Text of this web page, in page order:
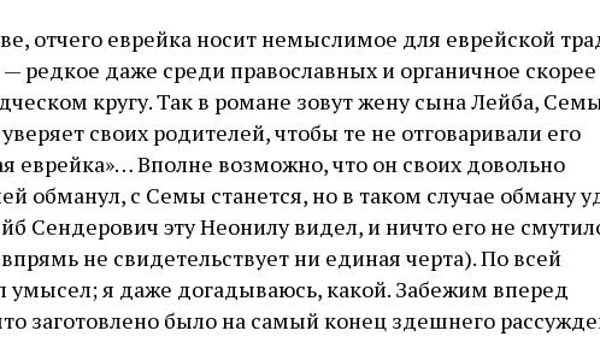
отчего еврейка носит немыслимое для еврейской
редкое даже среди православных и органичное скорее
кругу. Так в романе зовут жену сына Лейба,
своих родителей, чтобы те не отговаривали его
еврейка»… Вполне возможно, что он своих довольно
обманул, с Семы станется, но в таком случае обману
Сендерович эту Неонилу видел, и ничто его не
не свидетельствует ни единая черта). По всей
умысел; я даже догадываюсь, какой. Забежим вперед
заготовлено было на самый конец здешнего